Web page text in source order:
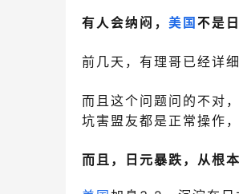
有人会纳闷， 美国 不是
前几天，有理哥已经详
而且这个问题问的不对
坑害盟友都是正常操作
而且，日元暴跌，从根